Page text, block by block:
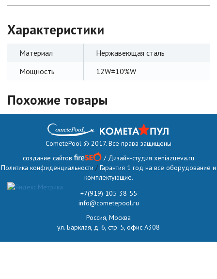
Характеристики
Материал
Нержавеющая сталь
Мощность
12W±10%W
Похожие товары
CometePool © 2017. Все права защищены
создание сайтов
/ Дизайн-студия xeniazueva.ru
Политика конфиденциальности / Гарантия 1 год на все оборудование и
комплектующие.
+7(919) 105-38-55
info@cometepool.ru
Россия, Москва
ул. Барклая, д. 6, стр. 5, офис А308